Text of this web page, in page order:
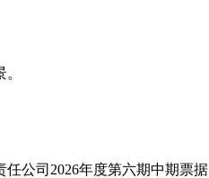
公司2026年度第六期中期票